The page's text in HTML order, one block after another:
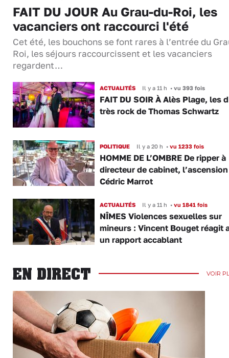
FAIT DU JOUR Au Grau-du-Roi, les
vacanciers ont raccourci l'été
Cet été, les bouchons se font rares à l’entrée du
Roi, les séjours raccourcissent et les vacanciers
regardent…
ACTUALITÉS Il y a 11 h •vu 393 fois
FAIT DU SOIR À Alès Plage, les
très rock de Thomas Schwartz
POLITIQUE Il y a 20 h •vu 1233 fois
HOMME DE L’OMBRE De ripper à
directeur de cabinet,
Cédric Marrot
ACTUALITÉS Il y a 11 h •vu 1841 fois
NÎMES Violences sexuelles sur
mineurs : Vincent Bouget réagit
un rapport accablant
EN DIRECT VOIR